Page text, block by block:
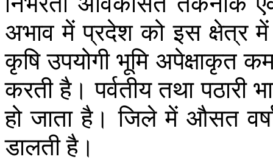
अभाव में प्रदेश को इस क्षेत्र में
कृषि उपयोगी भूमि अपेक्षाकृत
करती है। पर्वतीय तथा पठारी
हो जाता है। जिले में औसत
डालती है।